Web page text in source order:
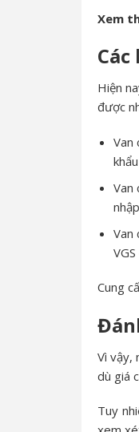
Xem
Hiện
được
Van
Van
Van
Cung
Vì vậy,
dù giá
Tuy